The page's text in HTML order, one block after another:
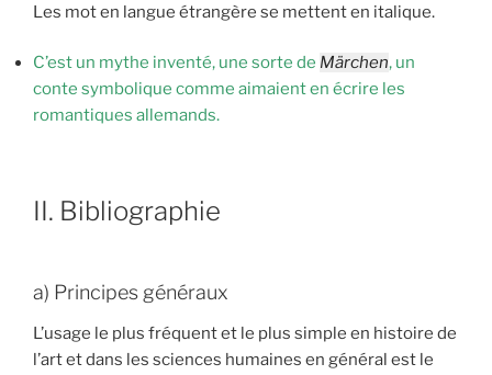
Les mot en langue étrangère se mettent en italique.
C’est un mythe inventé, une sorte de Märchen, un
conte symbolique comme aimaient en écrire les
romantiques allemands.
II. Bibliographie
a) Principes généraux
L’usage le plus fréquent et le plus simple en histoire de
l’art et dans les sciences humaines en général est le